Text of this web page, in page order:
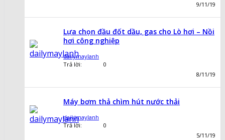
9/11/19
Lựa chọn đầu đốt dầu, gas cho Lò hơi – Nồi
hơi công nghiệp
dailymaylanh
Trả lời:
0
8/11/19
Máy bơm thả chìm hút nước thải
dailymaylanh
Trả lời:
0
5/11/19